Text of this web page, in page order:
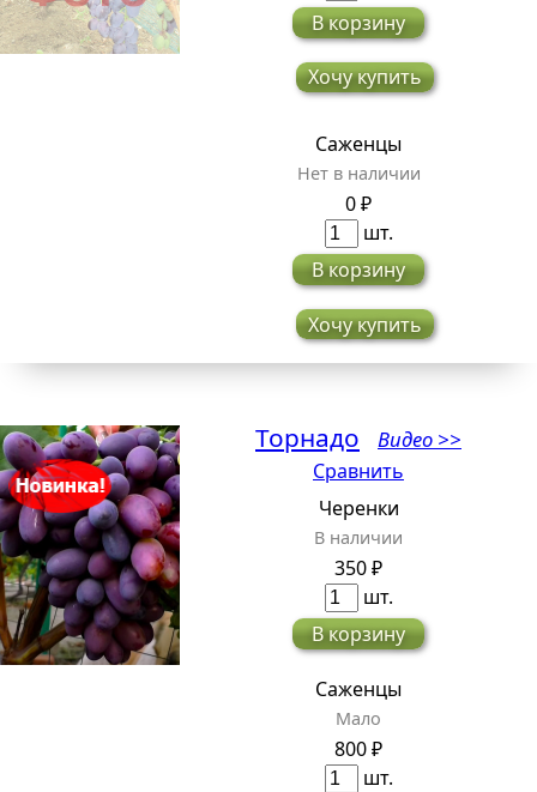
В корзину
Хочу купить
Саженцы
Нет в наличии
0 ₽
шт.
В корзину
Хочу купить
Торнадо Видео >>
Сравнить
Черенки
В наличии
350 ₽
шт.
В корзину
Саженцы
Мало
800 ₽
шт.